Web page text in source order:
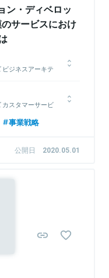
ン・ディベロッ
サービスにおけ
ジネスアーキテ
ジネスアーキテクトグ
・実装などを行ったの
サービス「atone（アト
追加機能の要件定義・
スタマーサービ
ネットプロテクション
事業戦略
公開日 2020.05.01